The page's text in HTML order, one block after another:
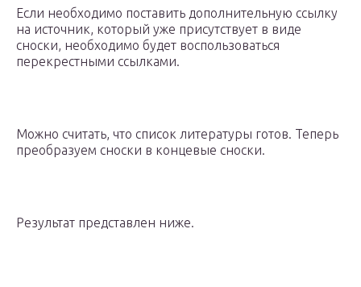
Если необходимо поставить дополнительную ссылку
на источник, который уже присутствует в виде
сноски, необходимо будет воспользоваться
перекрестными ссылками.
Можно считать, что список литературы готов. Теперь
преобразуем сноски в концевые сноски.
Результат представлен ниже.